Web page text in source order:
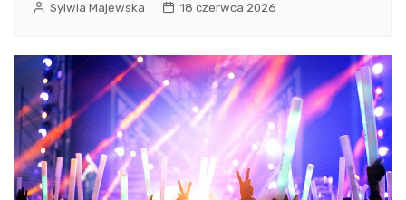
Sylwia Majewska 18 czerwca 2026